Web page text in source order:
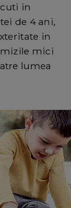
in
de 4 ani,
in
mici
lumea